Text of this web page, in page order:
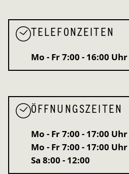
TELEFONZEITEN
Mo - Fr7:00 - 16:00 Uhr
ÖFFNUNGSZEITEN
Mo - Fr7:00 - 17:00 Uhr
Mo - Fr7:00 - 17:00 Uhr
Sa 8:00 - 12:00